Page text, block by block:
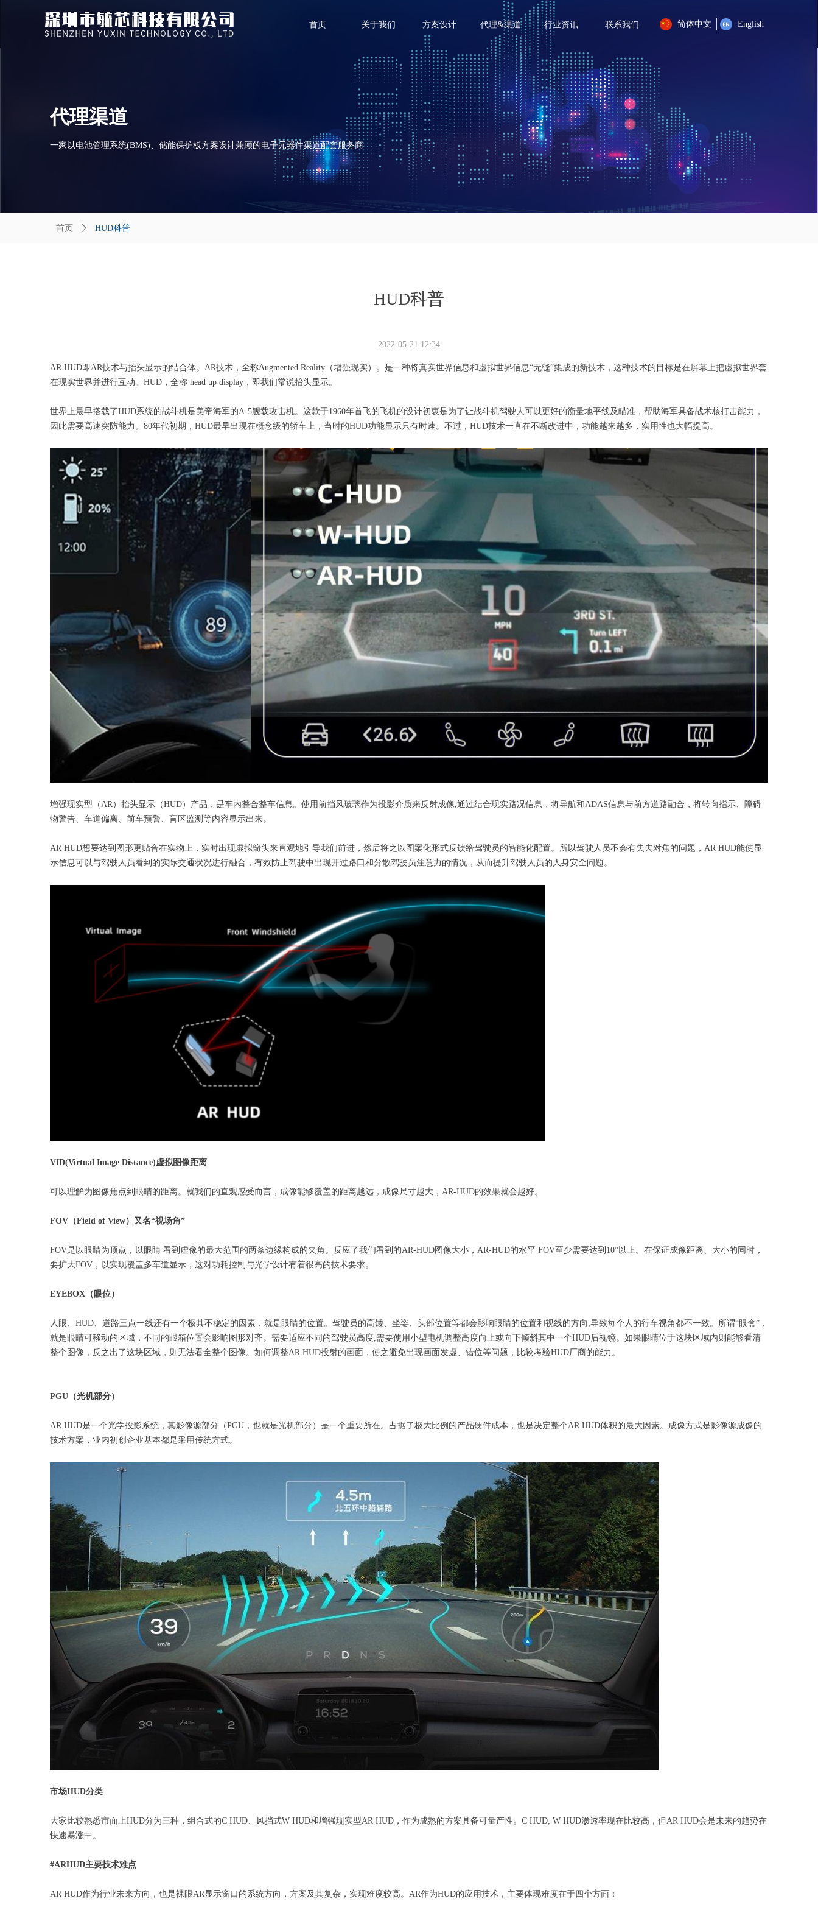
首页 关于我们 方案设计 代理&渠道 行业资讯 联系我们 简体中文 English
HUD科普
AR HUD即AR技术与抬头显示的结合体。AR技术，全称Augmented Reality（增强现实）。是一种将真实世界信息和虚拟世界信息“无缝”集成的新技术，这种技术的目标是在屏幕上把虚拟世界套
在现实世界并进行互动。HUD，全称 head up display，即我们常说抬头显示。
世界上最早搭载了HUD系统的战斗机是美帝海军的A-5舰载攻击机。这款于1960年首飞的飞机的设计初衷是为了让战斗机驾驶人可以更好的衡量地平线及瞄准，帮助海军具备战术核打击能力，
因此需要高速突防能力。80年代初期，HUD最早出现在概念级的轿车上，当时的HUD功能显示只有时速。不过，HUD技术一直在不断改进中，功能越来越多，实用性也大幅提高。
增强现实型（AR）抬头显示（HUD）产品，是车内整合整车信息。使用前挡风玻璃作为投影介质来反射成像,通过结合现实路况信息，将导航和ADAS信息与前方道路融合，将转向指示、障碍
物警告、车道偏离、前车预警、盲区监测等内容显示出来。
AR HUD想要达到图形更贴合在实物上，实时出现虚拟箭头来直观地引导我们前进，然后将之以图案化形式反馈给驾驶员的智能化配置。所以驾驶人员不会有失去对焦的问题，AR HUD能使显
示信息可以与驾驶人员看到的实际交通状况进行融合，有效防止驾驶中出现开过路口和分散驾驶员注意力的情况，从而提升驾驶人员的人身安全问题。
VID(Virtual Image Distance)虚拟图像距离
可以理解为图像焦点到眼睛的距离。就我们的直观感受而言，成像能够覆盖的距离越远，成像尺寸越大，AR-HUD的效果就会越好。
FOV （Field of View）又名“视场角”
FOV是以眼睛为顶点，以眼睛 看到虚像的最大范围的两条边缘构成的夹角。反应了我们看到的AR-HUD图像大小，AR-HUD的水平 FOV至少需要达到10°以上。在保证成像距离、大小的同时，
要扩大FOV，以实现覆盖多车道显示，这对功耗控制与光学设计有着很高的技术要求。
EYEBOX （眼位）
人眼、HUD、道路三点一线还有一个极其不稳定的因素，就是眼睛的位置。驾驶员的高矮、坐姿、头部位置等都会影响眼睛的位置和视线的方向,导致每个人的行车视角都不一致。所谓“眼盒”，
就是眼睛可移动的区域，不同的眼箱位置会影响图形对齐。需要适应不同的驾驶员高度,需要使用小型电机调整高度向上或向下倾斜其中一个HUD后视镜。如果眼睛位于这块区域内则能够看清
整个图像，反之出了这块区域，则无法看全整个图像。如何调整AR HUD投射的画面，使之避免出现画面发虚、错位等问题，比较考验HUD厂商的能力。
PGU （光机部分）
AR HUD是一个光学投影系统，其影像源部分（PGU，也就是光机部分）是一个重要所在。占据了极大比例的产品硬件成本，也是决定整个AR HUD体积的最大因素。成像方式是影像源成像的
技术方案，业内初创企业基本都是采用传统方式。
市场HUD分类
大家比较熟悉市面上HUD分为三种，组合式的C HUD、风挡式W HUD和增强现实型AR HUD，作为成熟的方案具备可量产性。C HUD, W HUD渗透率现在比较高，但AR HUD会是未来的趋势在
快速暴涨中。
#ARHUD主要技术难点
AR HUD作为行业未来方向，也是裸眼AR显示窗口的系统方向，方案及其复杂，实现难度较高。AR作为HUD的应用技术，主要体现难度在于四个方面：
2022-05-21 12:34
代理渠道
一家以电池管理系统(BMS)、储能保护板方案设计兼顾的电子元器件渠道配套服务商
首页 ꄲ HUD科普